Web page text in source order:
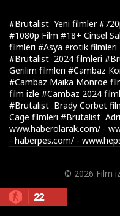
#Brutalist Yeni filmler
#1080p Film #18+ Cinsel
filmleri #Asya erotik filmleri
#Brutalist 2024 filmleri
Gerilim filmleri #Cambaz
#Cambaz Maika Monroe
film izle #Cambaz 2024
#Brutalist Brady Corbet
Cage filmleri #Brutalist
www.haberolarak.com/ -
- haberpes.com/ -
© 2026 Film
22